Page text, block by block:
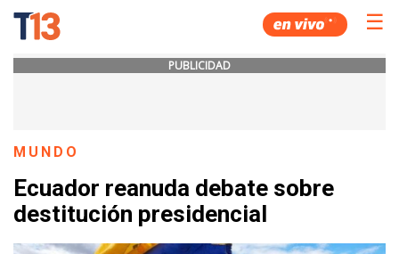
☰
PUBLICIDAD
MUNDO
Ecuador reanuda debate sobre
destitución presidencial